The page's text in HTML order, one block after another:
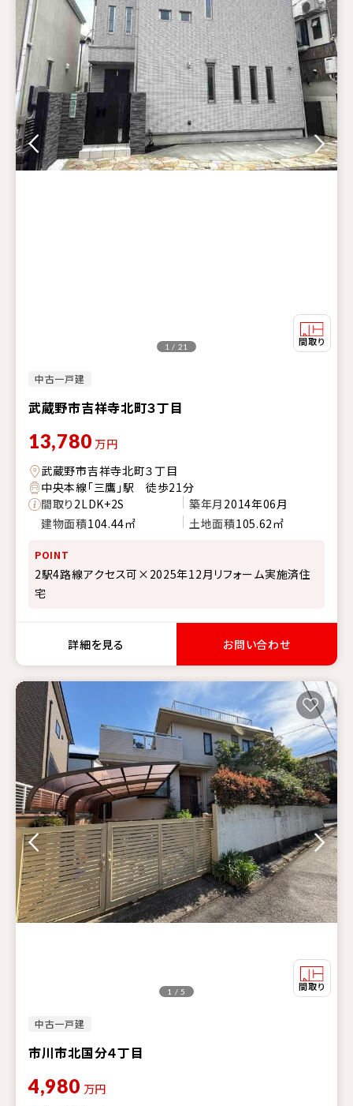
中古一戸建
武蔵野市吉祥寺北町３丁目
1 / 21
13,780 万円
武蔵野市吉祥寺北町３丁目
中央本線「三鷹」駅 徒歩21分
間取り2LDK+2S 築年月 2014年06月
建物面積104.44㎡ 土地面積105.62㎡
POINT
2駅4路線アクセス可×2025年12月リフォーム実施済住
宅
詳細を見る お問い合わせ
中古一戸建
市川市北国分４丁目
1 / 5
4,980 万円